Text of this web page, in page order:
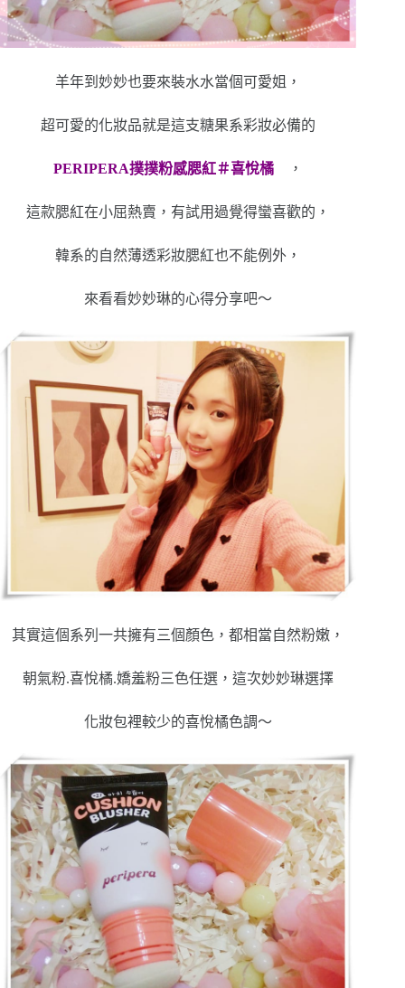
羊年到妙妙也要來裝水水當個可愛姐，
超可愛的化妝品就是這支糖果系彩妝必備的
PERIPERA撲撲粉感腮紅＃喜悅橘 ，
這款腮紅在小屈熱賣，有試用過覺得蠻喜歡的，
韓系的自然薄透彩妝腮紅也不能例外，
來看看妙妙琳的心得分享吧～
其實這個系列一共擁有三個顏色，都相當自然粉嫩，
朝氣粉.喜悅橘.嬌羞粉三色任選，這次妙妙琳選擇
化妝包裡較少的喜悅橘色調～